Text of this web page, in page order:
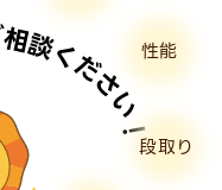
段取り
性能